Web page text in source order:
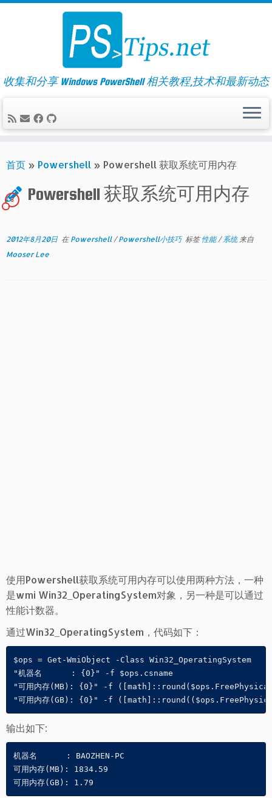
Skip
收集和分享 Windows PowerShell 相关教程,技术和最新动态
首页 » Powershell » Powershell 获取系统可用内存
Powershell 获取系统可用内存
3
2012年8月20日 在 Powershell/Powershell小技巧 标签性能/系统 来自
Mooser Lee
使用Powershell获取系统可用内存可以使用两种方法，一种
是wmi Win32_OperatingSystem对象，另一种是可以通过
性能计数器。
通过Win32_OperatingSystem，代码如下：
$ops = Get-WmiObject -Class Win32_OperatingSystem
"机器名      : {0}" -f $ops.csname
"可用内存(MB): {0}" -f
"可用内存(GB): {0}" -f
输出如下:
机器名      : BAOZHEN-PC
可用内存(MB): 1834.59
可用内存(GB): 1.79